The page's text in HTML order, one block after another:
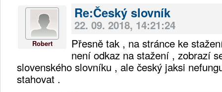
Robert
Re:Český slovník
22. 09. 2018, 14:21:24
Přesně tak , na stránce ke
není odkaz na stažení , zobrazí
slovenského slovníku , ale český jaksi
stahovat .